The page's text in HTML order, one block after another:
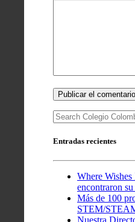
Entradas recientes
Where
encontraron
Más de 100
STEM/
Nuestra